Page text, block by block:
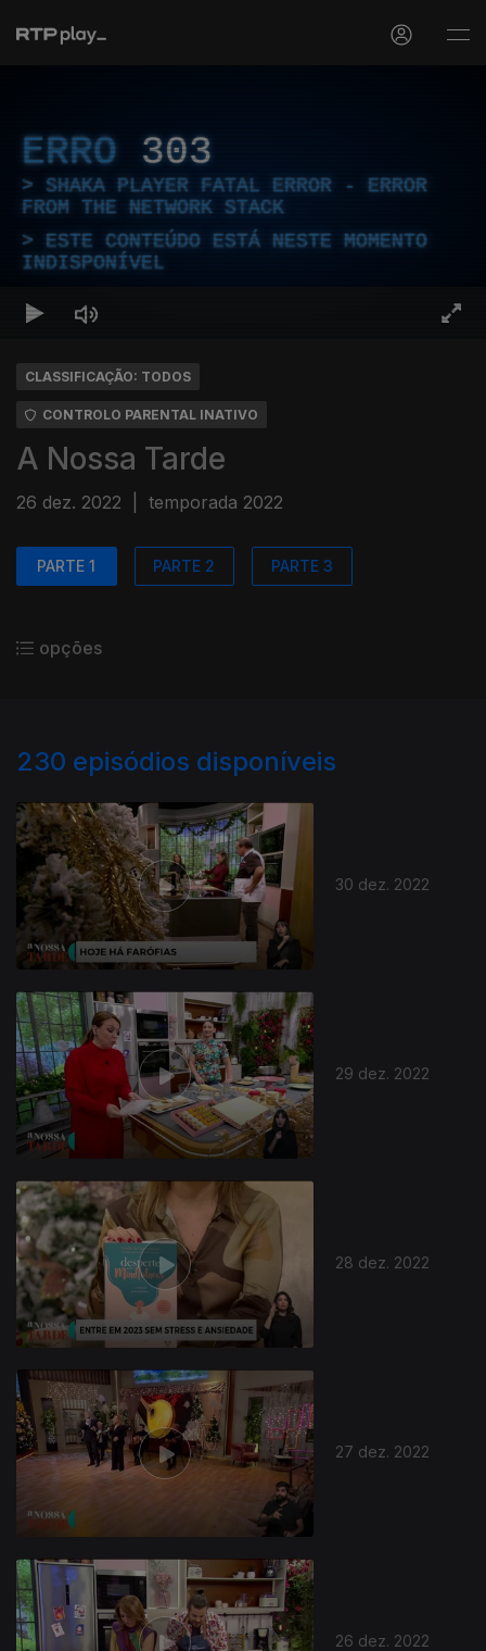
ERRO 303
SHAKA PLAYER FATAL ERROR - ERROR
FROM THE NETWORK STACK
ESTE CONTEÚDO ESTÁ NESTE MOMENTO
INDISPONÍVEL
CLASSIFICAÇÃO: TODOS
CONTROLO PARENTAL INATIVO
A Nossa Tarde
26 dez. 2022 temporada 2022
PARTE 1 PARTE 2 PARTE 3
opções
230 episódios disponíveis
30 dez. 2022
29 dez. 2022
28 dez. 2022
27 dez. 2022
26 dez. 2022